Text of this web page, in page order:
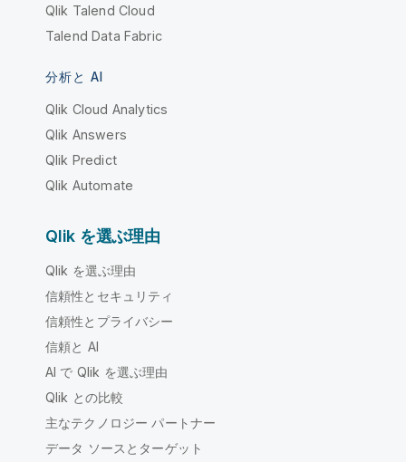
Qlik Talend Cloud
Talend Data Fabric
分析と AI
Qlik Cloud Analytics
Qlik Answers
Qlik Predict
Qlik Automate
Qlik を選ぶ理由
Qlik を選ぶ理由
信頼性とセキュリティ
信頼性とプライバシー
信頼と AI
AI で Qlik を選ぶ理由
Qlik との比較
主なテクノロジー パートナー
データ ソースとターゲット